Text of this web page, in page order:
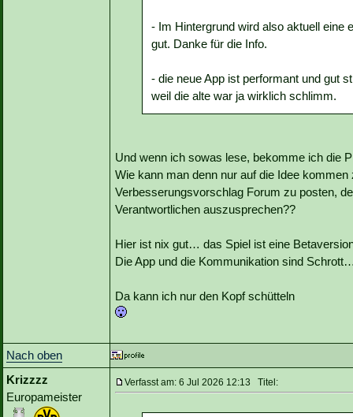
- Im Hintergrund wird also aktuell eine
gut. Danke für die Info.
- die neue App ist performant und gut
weil die alte war ja wirklich schlimm.
Und wenn ich sowas lese, bekomme ich die
Wie kann man denn nur auf die Idee
Verbesserungsvorschlag Forum zu posten,
Verantwortlichen auszusprechen??
Hier ist nix gut… das Spiel ist eine
Die App und die Kommunikation sind
Da kann ich nur den Kopf schütteln
Nach oben
Krizzzz
Europameister
Verfasst am: 6 Jul 2026 12:13 Titel: